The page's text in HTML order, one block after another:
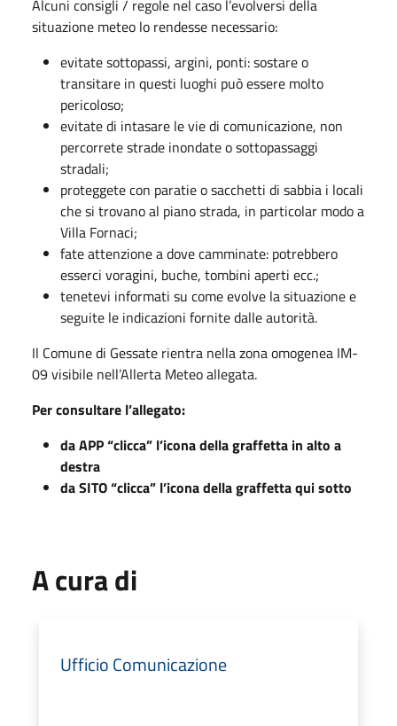
Alcuni consigli / regole nel caso l’evolversi della
situazione meteo lo rendesse necessario:
evitate sottopassi, argini, ponti: sostare o
transitare in questi luoghi può essere molto
pericoloso;
evitate di intasare le vie di comunicazione, non
percorrete strade inondate o sottopassaggi
stradali;
proteggete con paratie o sacchetti di sabbia i locali
che si trovano al piano strada, in particolar modo a
Villa Fornaci;
fate attenzione a dove camminate: potrebbero
esserci voragini, buche, tombini aperti ecc.;
tenetevi informati su come evolve la situazione e
seguite le indicazioni fornite dalle autorità.
Il Comune di Gessate rientra nella zona omogenea IM-
09 visibile nell’Allerta Meteo allegata.
Per consultare l’allegato:
da APP “clicca” l’icona della graffetta in alto a
destra
da SITO “clicca” l’icona della graffetta qui sotto
A cura di
Ufficio Comunicazione